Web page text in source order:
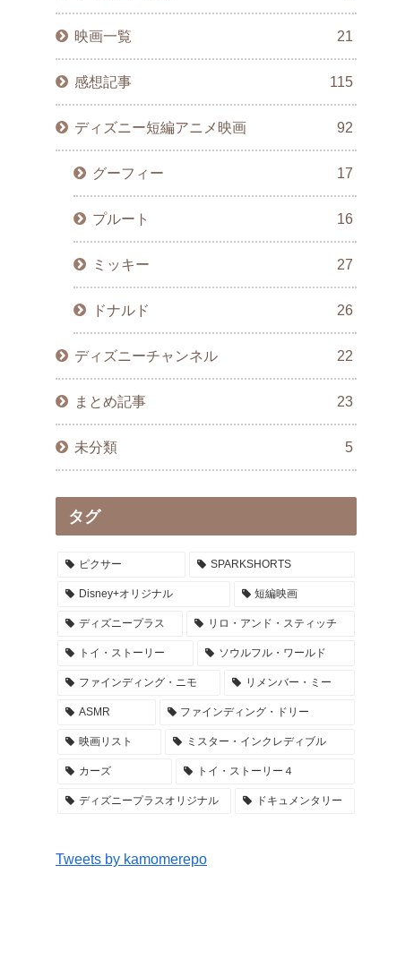
映画一覧 21
感想記事 115
ディズニー短編アニメ映画 92
グーフィー 17
プルート 16
ミッキー 27
ドナルド 26
ディズニーチャンネル 22
まとめ記事 23
未分類 5
タグ
ピクサー SPARKSHORTS
Disney+オリジナル 短編映画
ディズニープラス リロ・アンド・スティッチ
トイ・ストーリー ソウルフル・ワールド
ファインディング・ニモ リメンバー・ミー
ASMR ファインディング・ドリー
映画リスト ミスター・インクレディブル
カーズ トイ・ストーリー４
ディズニープラスオリジナル ドキュメンタリー
Tweets by kamomerepo